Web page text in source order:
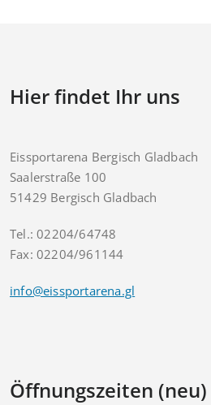
Hier findet Ihr uns
Eissportarena Bergisch Gladbach
Saalerstraße 100
51429 Bergisch Gladbach
Tel.: 02204/64748
Fax: 02204/961144
info@eissportarena.gl
Öffnungszeiten (neu)